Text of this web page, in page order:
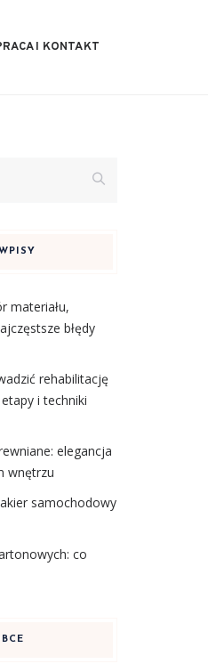
I KONTAKT
materiału,
błędy
rehabilitację
i techniki
elegancja
wnętrzu
samochodowy
co